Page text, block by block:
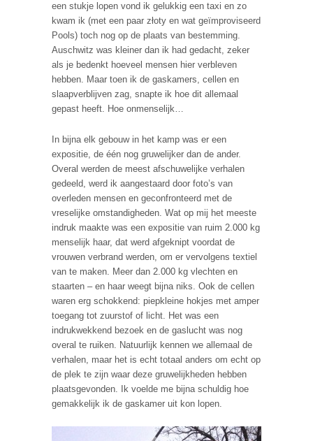
een stukje lopen vond ik gelukkig een taxi en zo
kwam ik (met een paar złoty en wat geïmproviseerd
Pools) toch nog op de plaats van bestemming.
Auschwitz was kleiner dan ik had gedacht, zeker
als je bedenkt hoeveel mensen hier verbleven
hebben. Maar toen ik de gaskamers, cellen en
slaapverblijven zag, snapte ik hoe dit allemaal
gepast heeft. Hoe onmenselijk…
In bijna elk gebouw in het kamp was er een
expositie, de één nog gruwelijker dan de ander.
Overal werden de meest afschuwelijke verhalen
gedeeld, werd ik aangestaard door foto’s van
overleden mensen en geconfronteerd met de
vreselijke omstandigheden. Wat op mij het meeste
indruk maakte was een expositie van ruim 2.000 kg
menselijk haar, dat werd afgeknipt voordat de
vrouwen verbrand werden, om er vervolgens textiel
van te maken. Meer dan 2.000 kg vlechten en
staarten – en haar weegt bijna niks. Ook de cellen
waren erg schokkend: piepkleine hokjes met amper
toegang tot zuurstof of licht. Het was een
indrukwekkend bezoek en de gaslucht was nog
overal te ruiken. Natuurlijk kennen we allemaal de
verhalen, maar het is echt totaal anders om echt op
de plek te zijn waar deze gruwelijkheden hebben
plaatsgevonden. Ik voelde me bijna schuldig hoe
gemakkelijk ik de gaskamer uit kon lopen.